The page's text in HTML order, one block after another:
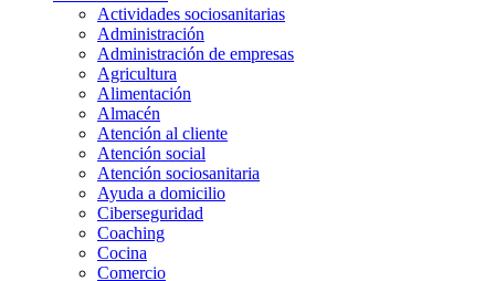
Actividades sociosanitarias
Administración
Administración de empresas
Agricultura
Alimentación
Almacén
Atención al cliente
Atención social
Atención sociosanitaria
Ayuda a domicilio
Ciberseguridad
Coaching
Cocina
Comercio